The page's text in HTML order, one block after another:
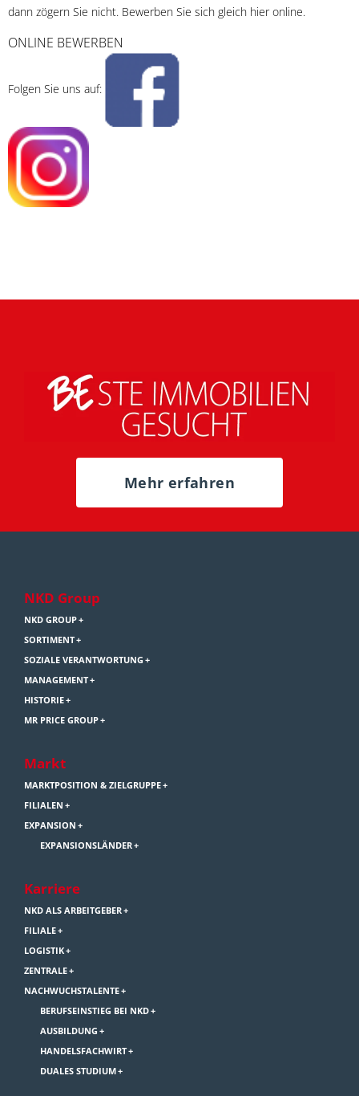
dann zögern Sie nicht. Bewerben Sie sich gleich hier online.
ONLINE BEWERBEN
Folgen Sie uns auf:
Mehr erfahren
NKD Group
NKD GROUP
SORTIMENT
SOZIALE VERANTWORTUNG
MANAGEMENT
HISTORIE
MR PRICE GROUP
Markt
MARKTPOSITION & ZIELGRUPPE
FILIALEN
EXPANSION
EXPANSIONSLÄNDER
Karriere
NKD ALS ARBEITGEBER
FILIALE
LOGISTIK
ZENTRALE
NACHWUCHSTALENTE
BERUFSEINSTIEG BEI NKD
AUSBILDUNG
HANDELSFACHWIRT
DUALES STUDIUM